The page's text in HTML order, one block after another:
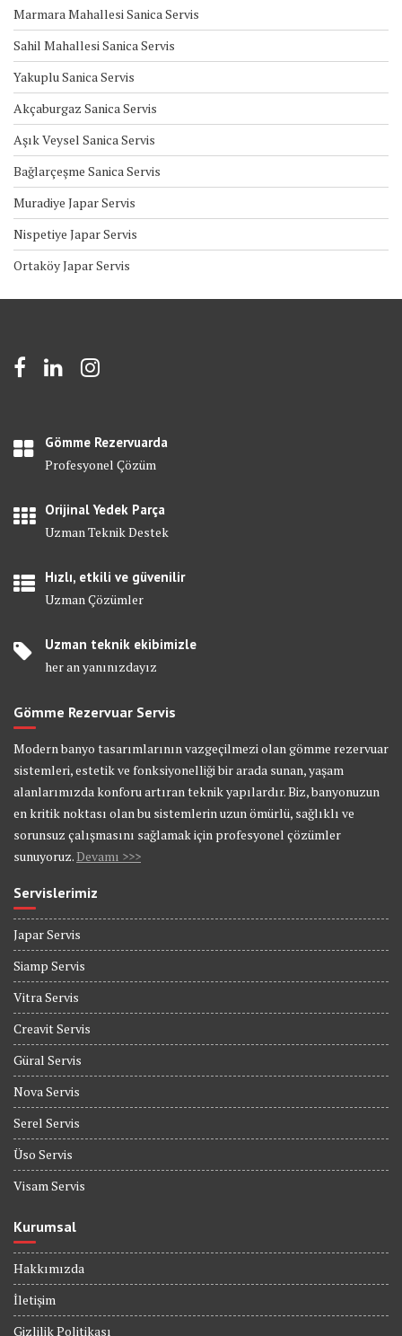
Marmara Mahallesi Sanica Servis
Sahil Mahallesi Sanica Servis
Yakuplu Sanica Servis
Akçaburgaz Sanica Servis
Aşık Veysel Sanica Servis
Bağlarçeşme Sanica Servis
Muradiye Japar Servis
Nispetiye Japar Servis
Ortaköy Japar Servis
Gömme Rezervuarda
Profesyonel Çözüm
Orijinal Yedek Parça
Uzman Teknik Destek
Hızlı, etkili ve güvenilir
Uzman Çözümler
Uzman teknik ekibimizle
her an yanınızdayız
Gömme Rezervuar Servis
Modern banyo tasarımlarının vazgeçilmezi olan gömme rezervuar
sistemleri, estetik ve fonksiyonelliği bir arada sunan, yaşam
alanlarımızda konforu artıran teknik yapılardır. Biz, banyonuzun
en kritik noktası olan bu sistemlerin uzun ömürlü, sağlıklı ve
sorunsuz çalışmasını sağlamak için profesyonel çözümler
sunuyoruz. Devamı >>>
Servislerimiz
Japar Servis
Siamp Servis
Vitra Servis
Creavit Servis
Güral Servis
Nova Servis
Serel Servis
Üso Servis
Visam Servis
Kurumsal
Hakkımızda
İletişim
Gizlilik Politikası